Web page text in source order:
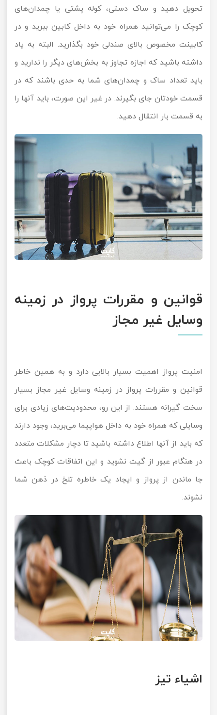
تحویل دهید و ساک دستی، کوله پشتی یا چمدان‌های
کوچک را می‌توانید همراه خود به داخل کابین ببرید و در
کابینت مخصوص بالای صندلی خود بگذارید. البته به یاد
داشته باشید که اجازه تجاوز به بخش‌های دیگر را ندارید و
باید تعداد ساک و چمدان‌های شما به حدی باشند که در
قسمت خودتان جای بگیرند. در غیر این صورت، باید آنها را
به قسمت بار انتقال دهید.
قوانین و مقررات پرواز در زمینه
وسایل غیر مجاز
امنیت پرواز اهمیت بسیار بالایی دارد و به همین خاطر
قوانین و مقررات پرواز در زمینه وسایل غیر مجاز بسیار
سخت گیرانه هستند. از این رو، محدودیت‌های زیادی برای
وسایلی که همراه خود به داخل هواپیما می‌برید، وجود دارند
که باید از آنها اطلاع داشته باشید تا دچار مشکلات متعدد
در هنگام عبور از گیت نشوید و این اتفاقات کوچک باعث
جا ماندن از پرواز و ایجاد یک خاطره تلخ در ذهن شما
نشوند.
اشیاء تیز